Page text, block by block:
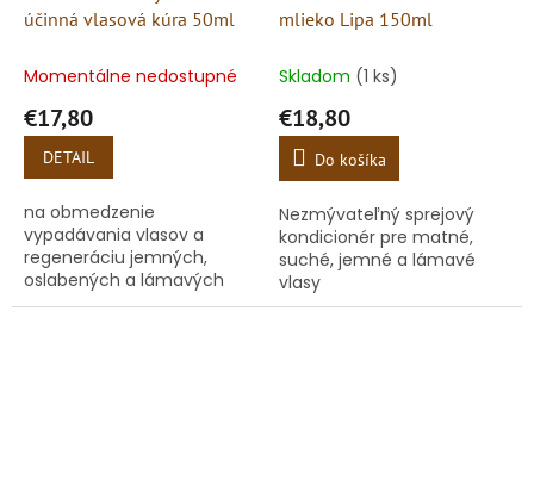
účinná vlasová kúra 50ml
Momentálne nedostupné
€17,80
DETAIL
na obmedzenie
vypadávania vlasov a
regeneráciu jemných,
oslabených a lámavých
vlasov
mlieko Lipa 150ml
Skladom (1 ks)
€18,80
Do košíka
Nezmývateľný sprejový
kondicionér pre matné,
suché, jemné a lámavé
vlasy